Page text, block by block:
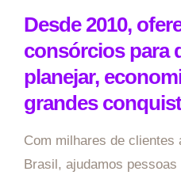
Desde 2010,
consórcios para
planejar,
grandes
Com milhares de clientes
Brasil, ajudamos